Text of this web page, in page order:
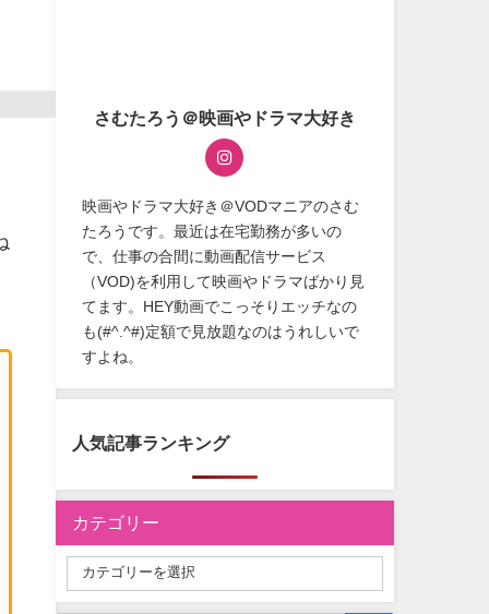
さむたろう＠映画やドラマ大好き
映画やドラマ大好き＠VODマニアのさむ
たろうです。最近は在宅勤務が多いの
で、仕事の合間に動画配信サービス
（VOD)を利用して映画やドラマばかり見
てます。HEY動画でこっそりエッチなの
も(#^.^#)定額で見放題なのはうれしいで
すよね。
人気記事ランキング
カテゴリー